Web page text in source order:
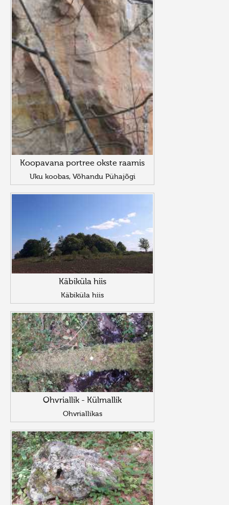
Koopavana portree okste raamis
Uku koobas, Võhandu Pühajõgi
Käbiküla hiis
Käbiküla hiis
Ohvriallik - Külmallik
Ohvriallikas